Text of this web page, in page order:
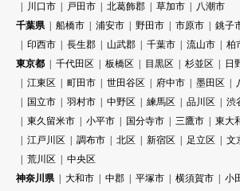
川口市
戸田市 北葛飾郡 草加市
八潮市
千葉県
船橋市 浦安市 野田市 市原市 銚子
印西市
長生郡 山武郡 千葉市 流山市 柏
東京都
千代田区 板橋区 目黒区 杉並区 日
江東区
町田市 世田谷区 府中市 墨田区
国立市
羽村市 中野区 練馬区 品川区 渋
東久留米市
小平市 国分寺市 三鷹市 東大
江戸川区
調布市 北区 新宿区 足立区 文
荒川区
中央区
神奈川県
大和市 中郡 平塚市 横須賀市 小